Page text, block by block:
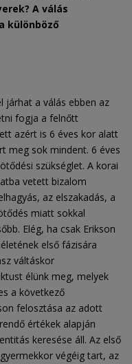
A válás
különböző
járhat a válás ebben az
fogja a felnőtt
azért is 6 éves kor alatt
meg sok mindent. 6 éves
szükséglet. A korai
vetett bizalom
az elszakadás, a
miatt sokkal
Elég, ha csak Erikson
első fázisára
váltáskor
élünk meg, melyek
a következő
felosztása az adott
értékek alapján
keresése áll. Az első
végéig tart, az